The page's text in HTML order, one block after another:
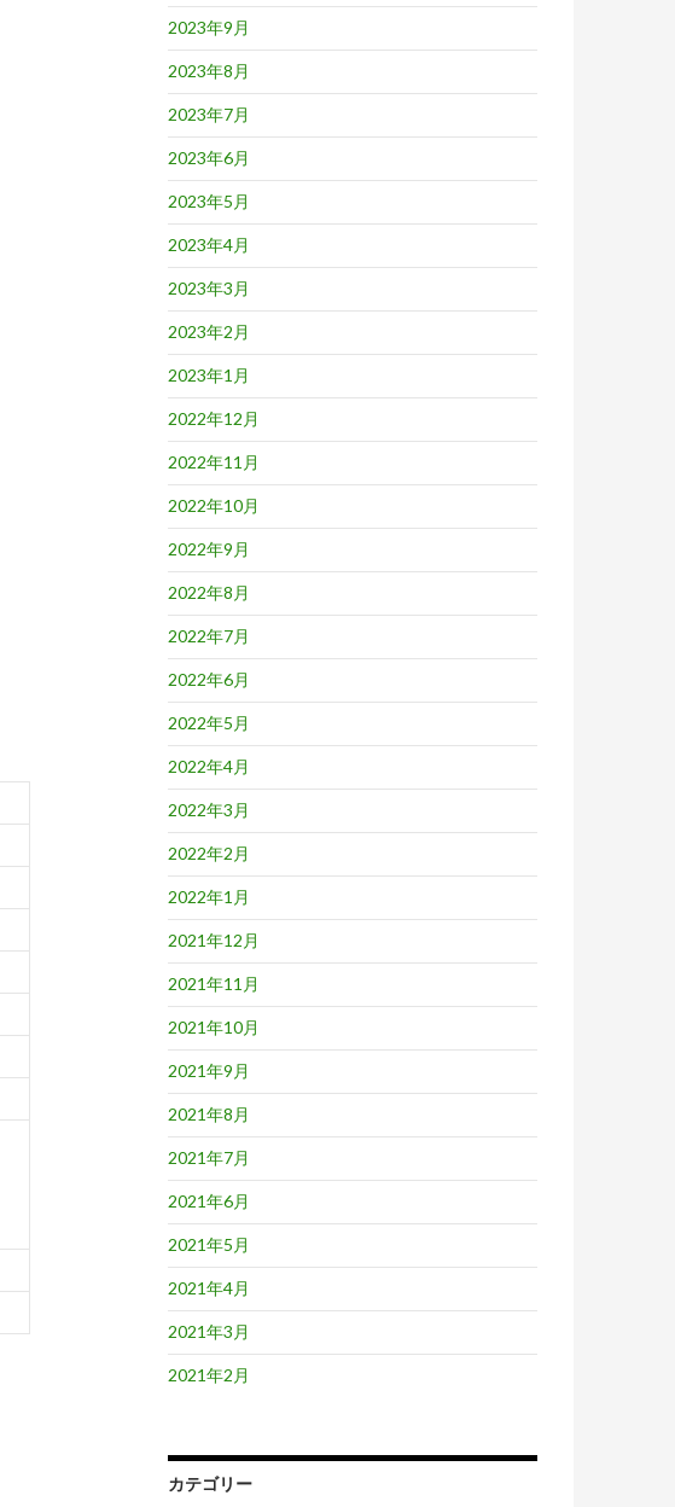
2023年9月
2023年8月
2023年7月
2023年6月
2023年5月
2023年4月
2023年3月
2023年2月
2023年1月
2022年12月
2022年11月
2022年10月
2022年9月
2022年8月
2022年7月
2022年6月
2022年5月
2022年4月
2022年3月
2022年2月
2022年1月
2021年12月
2021年11月
2021年10月
2021年9月
2021年8月
2021年7月
2021年6月
2021年5月
2021年4月
2021年3月
2021年2月
カテゴリー